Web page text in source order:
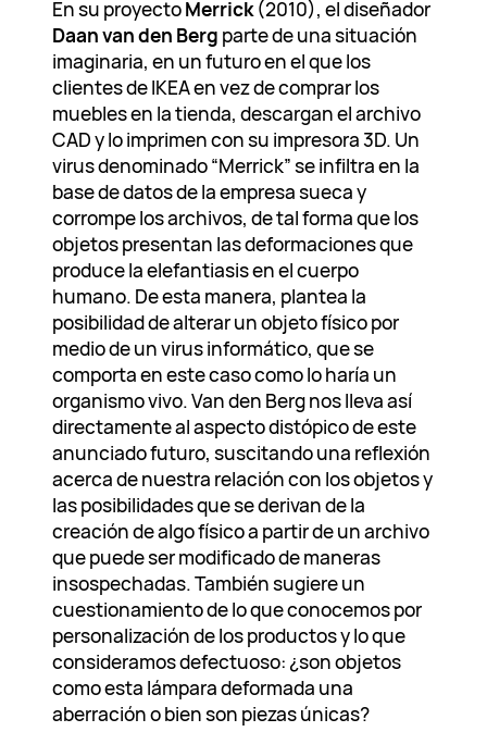
En su proyectoMerrick(2010), el diseñador
Daan van den Berg parte de una situación
imaginaria, en un futuro en el que los
clientes de IKEA en vez de comprar los
muebles en la tienda, descargan el archivo
CAD y lo imprimen con su impresora 3D. Un
virus denominado “Merrick” se infiltra en la
base de datos de la empresa sueca y
corrompe los archivos, de tal forma que los
objetos presentan las deformaciones que
produce la elefantiasis en el cuerpo
humano. De esta manera, plantea la
posibilidad de alterar un objeto físico por
medio de un virus informático, que se
comporta en este caso como lo haría un
organismo vivo. Van den Berg nos lleva así
directamente al aspecto distópico de este
anunciado futuro, suscitando una reflexión
acerca de nuestra relación con los objetos y
las posibilidades que se derivan de la
creación de algo físico a partir de un archivo
que puede ser modificado de maneras
insospechadas. También sugiere un
cuestionamiento de lo que conocemos por
personalización de los productos y lo que
consideramos defectuoso: ¿son objetos
como esta lámpara deformada una
aberración o bien son piezas únicas?